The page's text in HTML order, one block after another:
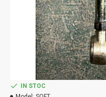
IN STOC